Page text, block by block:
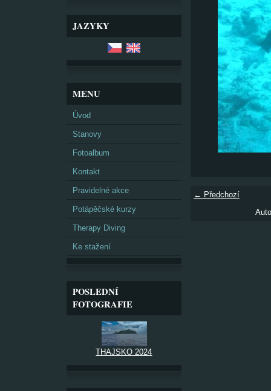
JAZYKY
MENU
Úvod
Stanovy
Fotoalbum
Kontakt
Pravidelné akce
Potápěčské kurzy
Therapy Diving
Ke stažení
POSLEDNÍ
FOTOGRAFIE
THAJSKO 2024
← Předchozí